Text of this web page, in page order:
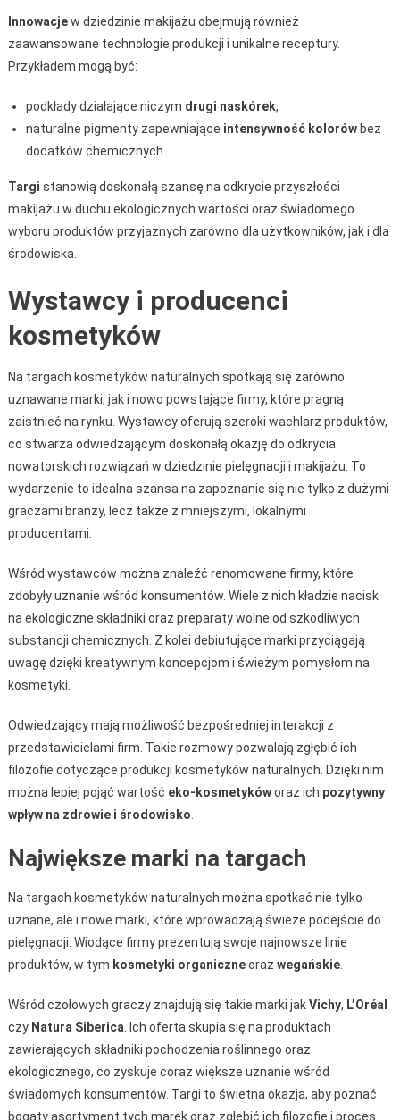
Innowacjew dziedzinie makijażu obejmują również
zaawansowane technologie produkcji i unikalne receptury.
Przykładem mogą być:
podkłady działające niczym drugi naskórek,
naturalne pigmenty zapewniające intensywność kolorówbez
dodatków chemicznych.
Targi stanowią doskonałą szansę na odkrycie przyszłości
makijażu w duchu ekologicznych wartości oraz świadomego
wyboru produktów przyjaznych zarówno dla użytkowników, jak i dla
środowiska.
Wystawcy i producenci
kosmetyków
Na targach kosmetyków naturalnych spotkają się zarówno
uznawane marki, jak i nowo powstające firmy, które pragną
zaistnieć na rynku. Wystawcy oferują szeroki wachlarz produktów,
co stwarza odwiedzającym doskonałą okazję do odkrycia
nowatorskich rozwiązań w dziedzinie pielęgnacji i makijażu. To
wydarzenie to idealna szansa na zapoznanie się nie tylko z dużymi
graczami branży, lecz także z mniejszymi, lokalnymi
producentami.
Wśród wystawców można znaleźć renomowane firmy, które
zdobyły uznanie wśród konsumentów. Wiele z nich kładzie nacisk
na ekologiczne składniki oraz preparaty wolne od szkodliwych
substancji chemicznych. Z kolei debiutujące marki przyciągają
uwagę dzięki kreatywnym koncepcjom i świeżym pomysłom na
kosmetyki.
Odwiedzający mają możliwość bezpośredniej interakcji z
przedstawicielami firm. Takie rozmowy pozwalają zgłębić ich
filozofie dotyczące produkcji kosmetyków naturalnych. Dzięki nim
można lepiej pojąć wartość eko-kosmetykóworaz ich pozytywny
wpływ na zdrowie i środowisko
Największe marki na targach
Na targach kosmetyków naturalnych można spotkać nie tylko
uznane, ale i nowe marki, które wprowadzają świeże podejście do
pielęgnacji. Wiodące firmy prezentują swoje najnowsze linie
produktów, w tym kosmetyki organiczneoraz wegańskie.
Wśród czołowych graczy znajdują się takie marki jakVichy, L’Oréal
czy Natura Siberica . Ich oferta skupia się na produktach
zawierających składniki pochodzenia roślinnego oraz
ekologicznego, co zyskuje coraz większe uznanie wśród
świadomych konsumentów. Targi to świetna okazja, aby poznać
bogaty asortyment tych marek oraz zgłębić ich filozofię i proces